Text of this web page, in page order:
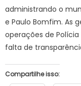
administrando o
e Paulo Bomfim. As
operações de
falta de
Compartilhe isso: